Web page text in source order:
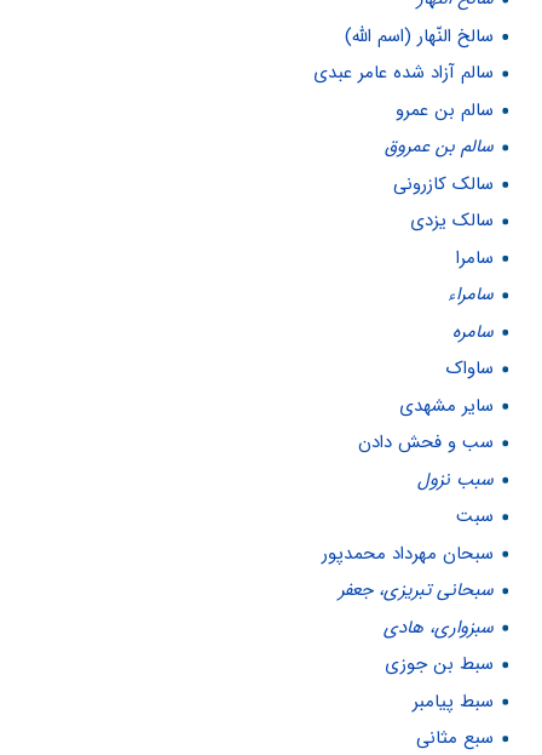
سالخ النّهار (اسم الله)
سالم آزاد شده عامر عبدی
سالم بن عمرو
سالم بن عمروق
سالک کازرونی
سالک یزدی
سامرا
سامراء
سامره
ساواک
سایر مشهدی
سب و فحش دادن
سبب نزول
سبت
سبحان مهرداد محمدپور
سبحانی تبریزی، جعفر
سبزواری، هادی
سبط بن جوزی
سبط پیامبر
سبع مثانی